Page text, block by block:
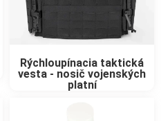
Rýchloupínacia taktická
vesta - nosič vojenských
platní